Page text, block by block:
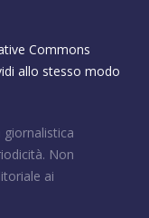
Commons
allo stesso modo
Non
ai